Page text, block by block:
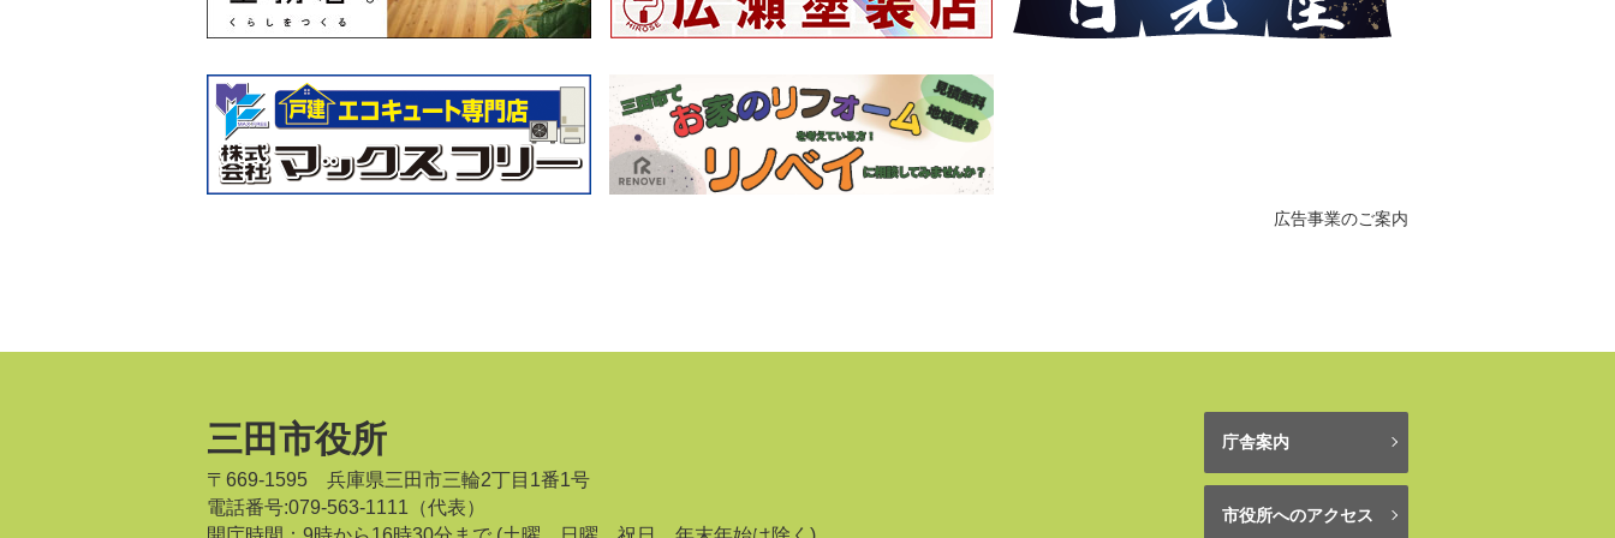
広告事業のご案内
三田市役所
〒669-1595 兵庫県三田市三輪2丁目1番1号
電話番号:079-563-1111（代表）
庁舎案内
市役所へのアクセス